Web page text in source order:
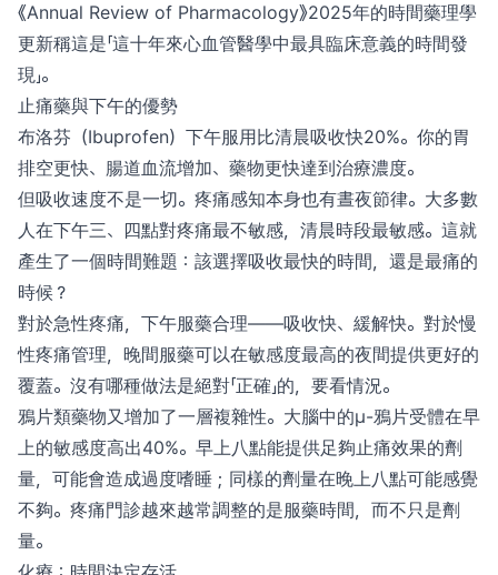
《Annual Review of Pharmacology》2025年的時間藥理學
更新稱這是「這十年來心血管醫學中最具臨床意義的時間發
現」。
止痛藥與下午的優勢
布洛芬（Ibuprofen）下午服用比清晨吸收快20%。你的胃
排空更快、腸道血流增加、藥物更快達到治療濃度。
但吸收速度不是一切。疼痛感知本身也有晝夜節律。大多數
人在下午三、四點對疼痛最不敏感，清晨時段最敏感。這就
產生了一個時間難題：該選擇吸收最快的時間，還是最痛的
時候？
對於急性疼痛，下午服藥合理——吸收快、緩解快。對於慢
性疼痛管理，晚間服藥可以在敏感度最高的夜間提供更好的
覆蓋。沒有哪種做法是絕對「正確」的，要看情況。
鴉片類藥物又增加了一層複雜性。大腦中的μ-鴉片受體在早
上的敏感度高出40%。早上八點能提供足夠止痛效果的劑
量，可能會造成過度嗜睡；同樣的劑量在晚上八點可能感覺
不夠。疼痛門診越來越常調整的是服藥時間，而不只是劑
量。